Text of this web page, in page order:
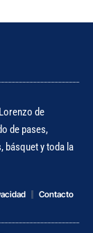
de
de pases,
básquet y toda la
Contacto